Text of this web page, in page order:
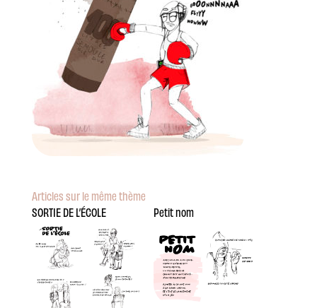
Articles sur le même thème
SORTIE DE L’ÉCOLE
Petit nom